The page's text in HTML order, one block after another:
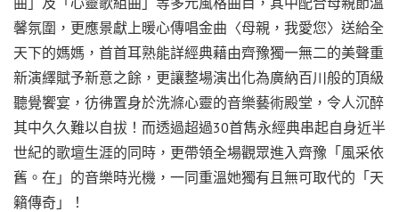
馨氛圍，更應景獻上暖心傳唱金曲〈母親，我愛您〉送給全
天下的媽媽，首首耳熟能詳經典藉由齊豫獨一無二的美聲重
新演繹賦予新意之餘，更讓整場演出化為廣納百川般的頂級
聽覺饗宴，彷彿置身於洗滌心靈的音樂藝術殿堂，令人沉醉
其中久久難以自拔！而透過超過30首雋永經典串起自身近半
世紀的歌壇生涯的同時，更帶領全場觀眾進入齊豫「風采依
舊。在」的音樂時光機，一同重溫她獨有且無可取代的「天
籟傳奇」！